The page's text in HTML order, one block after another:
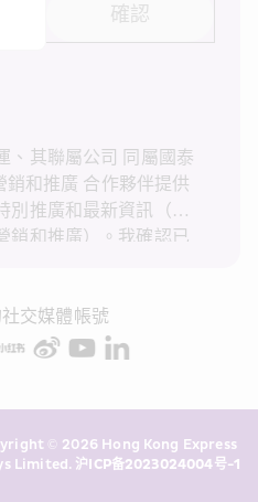
確認
、其聯屬公司 同屬國泰
銷和推廣 合作夥伴提供
別推廣和最新資訊（統
銷和推廣）。我確認已
和推廣。我知悉在未經
運不會使用我的個人資
交媒體帳號
© 2026 Hong Kong Express
Limited. 沪ICP备2023024004号-1